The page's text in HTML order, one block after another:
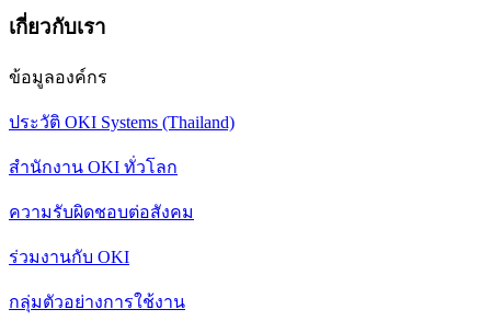
เกี่ยวกับเรา
ข้อมูลองค์กร
ประวัติ OKI Systems (Thailand)
สำนักงาน OKI ทั่วโลก
ความรับผิดชอบต่อสังคม
ร่วมงานกับ OKI
กลุ่มตัวอย่างการใช้งาน